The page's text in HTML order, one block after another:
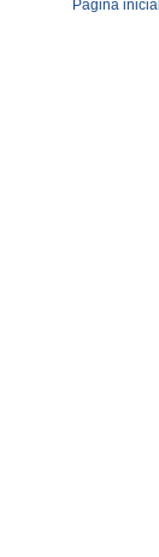
Página inicial